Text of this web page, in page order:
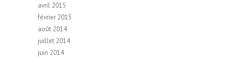
avril 2015
février 2015
août 2014
juillet 2014
juin 2014